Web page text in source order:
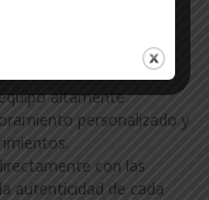
altamente
personalizado y
con las
autenticidad de cada